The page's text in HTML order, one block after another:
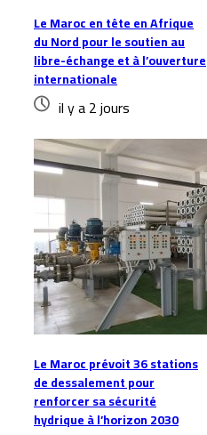
Le Maroc en tête en Afrique
du Nord pour le soutien au
libre-échange et à l’ouverture
internationale
il y a 2 jours
Le Maroc prévoit 36 stations
de dessalement pour
renforcer sa sécurité
hydrique à l’horizon 2030